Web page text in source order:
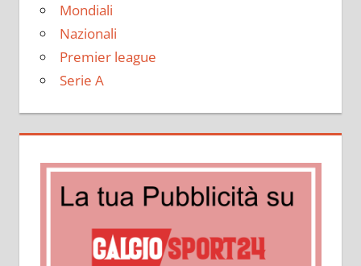
Mondiali
Nazionali
Premier league
Serie A